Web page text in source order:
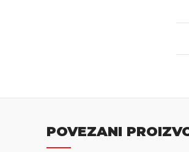
POVEZANI